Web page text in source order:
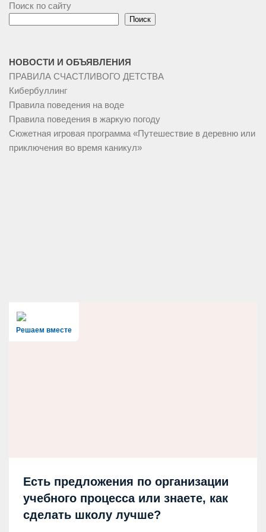
Поиск по сайту
Поиск
НОВОСТИ И ОБЪЯВЛЕНИЯ
ПРАВИЛА СЧАСТЛИВОГО ДЕТСТВА
Кибербуллинг
Правила поведения на воде
Правила поведения в жаркую погоду
Сюжетная игровая программа «Путешествие в деревню или
приключения во время каникул»
Решаем вместе
Есть предложения по организации
учебного процесса или знаете, как
сделать школу лучше?